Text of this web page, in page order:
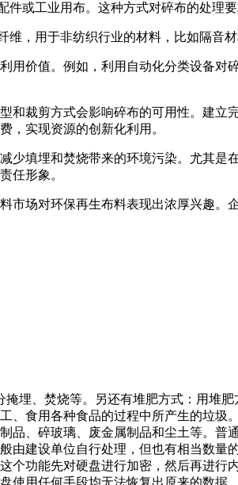
或工业用布。这种方式对碎布的处理
，用于非纺织行业的材料，比如隔音材
用价值。例如，利用自动化分类设备
和裁剪方式会影响碎布的可用性。建
，实现资源的创新化利用。
少填埋和焚烧带来的环境污染。尤其
任形象。
市场对环保再生布料表现出浓厚兴趣
埋、焚烧等。另还有堆肥方式：用堆
食用各种食品的过程中所产生的垃
、碎玻璃、废金属制品和尘土等。普
由建设单位自行处理，但也有相当数
个功能先对硬盘进行加密，然后再进